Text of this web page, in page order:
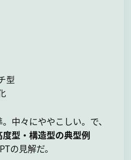
型
中々にややこしい。で、
度型・構造型の典型例
の見解だ。